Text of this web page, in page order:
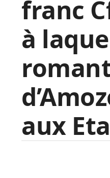
franc
à
aux